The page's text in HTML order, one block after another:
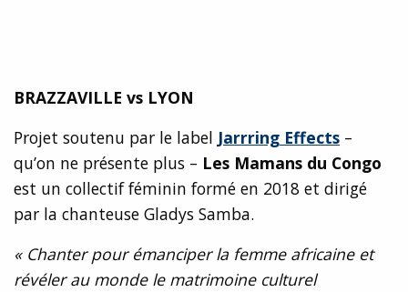
BRAZZAVILLE vs LYON
Projet soutenu par le label Jarrring Effects –
qu’on ne présente plus – Les Mamans du Congo
est un collectif féminin formé en 2018 et dirigé
par la chanteuse Gladys Samba.
« Chanter pour émanciper la femme africaine et
révéler au monde le matrimoine culturel